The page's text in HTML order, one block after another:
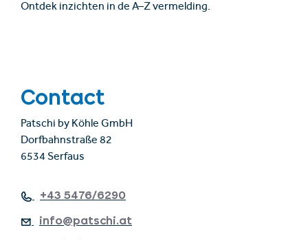
Ontdek inzichten in de A–Z vermelding.
Contact
Patschi by Köhle GmbH
Dorfbahnstraße 82
6534 Serfaus
+43 5476/6290
info@patschi.at